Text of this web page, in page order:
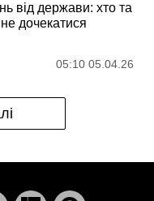
від держави: хто та
дочекатися
05:10 05.04.26